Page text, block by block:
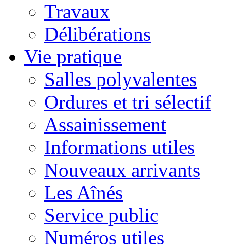
Travaux
Délibérations
Vie pratique
Salles polyvalentes
Ordures et tri sélectif
Assainissement
Informations utiles
Nouveaux arrivants
Les Aînés
Service public
Numéros utiles